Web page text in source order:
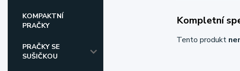
KOMPAKTNÍ
PRAČKY
PRAČKY SE
SUŠIČKOU
Kompletní
Tento produkt